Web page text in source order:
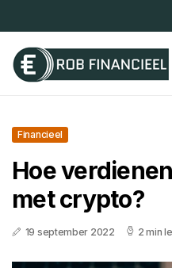
Financieel
Hoe
met crypto?
19 september 2022 2 min